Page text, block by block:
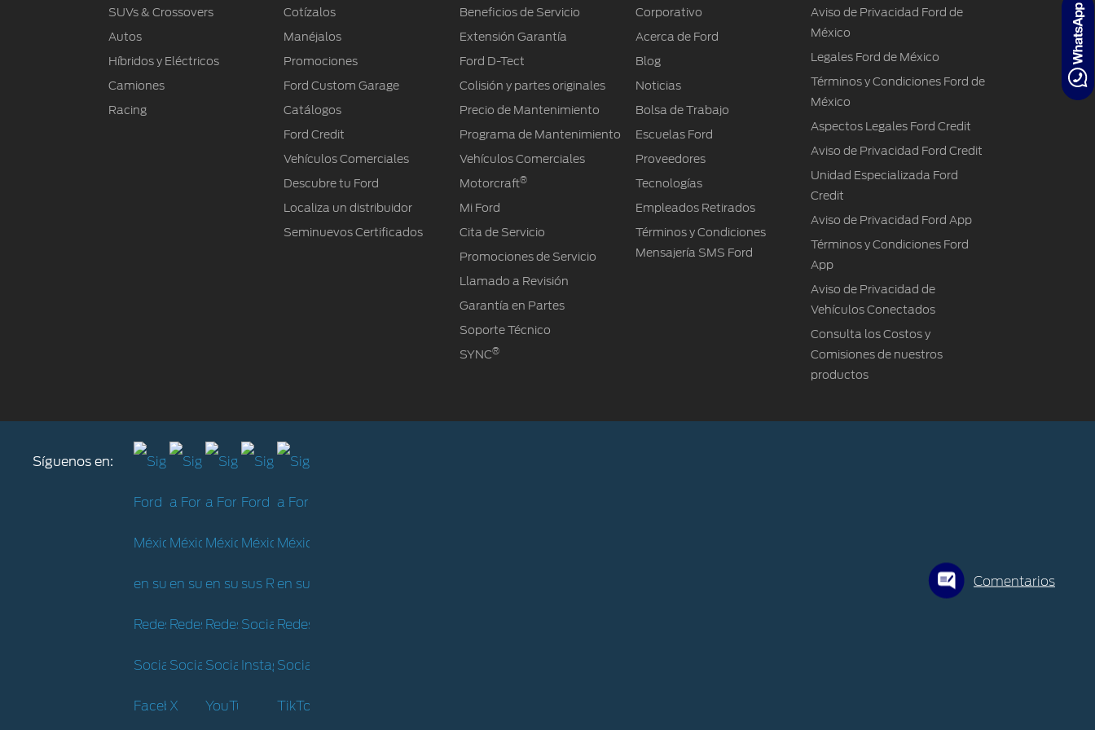
SUVs & Crossovers
Autos
Híbridos y Eléctricos
Camiones
Racing
Cotízalos
Manéjalos
Promociones
Ford Custom Garage
Catálogos
Ford Credit
Vehículos Comerciales
Descubre tu Ford
Localiza un distribuidor
Seminuevos Certificados
Beneficios de Servicio
Extensión Garantía
Ford D-Tect
Colisión y partes originales
Precio de Mantenimiento
Programa de Mantenimiento
Vehículos Comerciales
Motorcraft®
Mi Ford
Cita de Servicio
Promociones de Servicio
Llamado a Revisión
Garantía en Partes
Soporte Técnico
SYNC®
Corporativo
Acerca de Ford
Blog
Noticias
Bolsa de Trabajo
Escuelas Ford
Proveedores
Tecnologías
Empleados Retirados
Términos y Condiciones
Mensajería SMS Ford
Aviso de Privacidad Ford de
México
Legales Ford de México
Términos y Condiciones Ford de
México
Aspectos Legales Ford Credit
Aviso de Privacidad Ford Credit
Unidad Especializada Ford
Credit
Aviso de Privacidad Ford App
Términos y Condiciones Ford
App
Aviso de Privacidad de
Vehículos Conectados
Consulta los Costos y
Comisiones de nuestros
productos
Síguenos en:
Comentarios